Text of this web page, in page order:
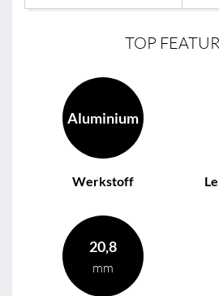
TOP
Aluminium
Werkstoff
20,8
mm